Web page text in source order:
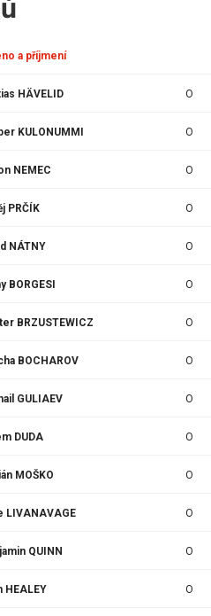
a příjmení
HÄVELID O
KULONUMMI O
NEMEC O
PRČÍK O
NÁTNY O
BORGESI O
BRZUSTEWICZ O
BOCHAROV O
GULIAEV O
DUDA O
MOŠKO O
LIVANAVAGE O
QUINN O
HEALEY O